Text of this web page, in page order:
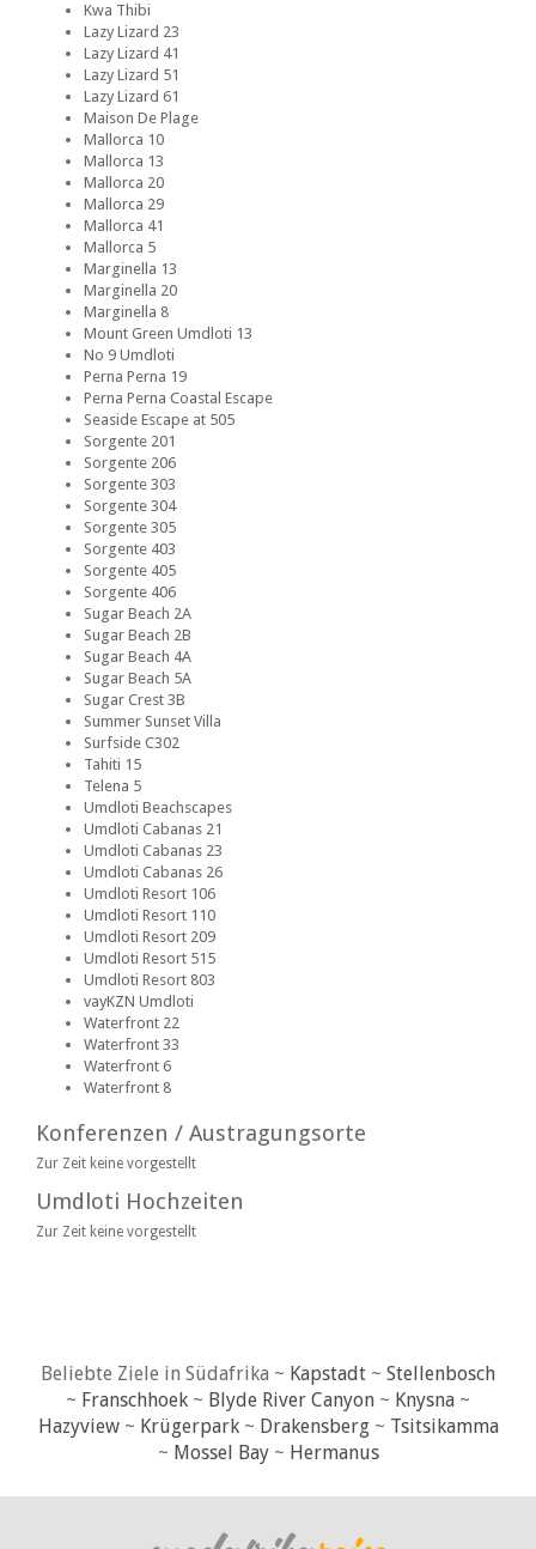
Kwa Thibi
Lazy Lizard 23
Lazy Lizard 41
Lazy Lizard 51
Lazy Lizard 61
Maison De Plage
Mallorca 10
Mallorca 13
Mallorca 20
Mallorca 29
Mallorca 41
Mallorca 5
Marginella 13
Marginella 20
Marginella 8
Mount Green Umdloti 13
No 9 Umdloti
Perna Perna 19
Perna Perna Coastal Escape
Seaside Escape at 505
Sorgente 201
Sorgente 206
Sorgente 303
Sorgente 304
Sorgente 305
Sorgente 403
Sorgente 405
Sorgente 406
Sugar Beach 2A
Sugar Beach 2B
Sugar Beach 4A
Sugar Beach 5A
Sugar Crest 3B
Summer Sunset Villa
Surfside C302
Tahiti 15
Telena 5
Umdloti Beachscapes
Umdloti Cabanas 21
Umdloti Cabanas 23
Umdloti Cabanas 26
Umdloti Resort 106
Umdloti Resort 110
Umdloti Resort 209
Umdloti Resort 515
Umdloti Resort 803
vayKZN Umdloti
Waterfront 22
Waterfront 33
Waterfront 6
Waterfront 8
Konferenzen / Austragungsorte
Zur Zeit keine vorgestellt
Umdloti Hochzeiten
Zur Zeit keine vorgestellt
Beliebte Ziele in Südafrika ~ Kapstadt ~ Stellenbosch
~ Franschhoek ~ Blyde River Canyon ~ Knysna ~
Hazyview~ Krügerpark~ Drakensberg~ Tsitsikamma
~ Mossel Bay~ Hermanus